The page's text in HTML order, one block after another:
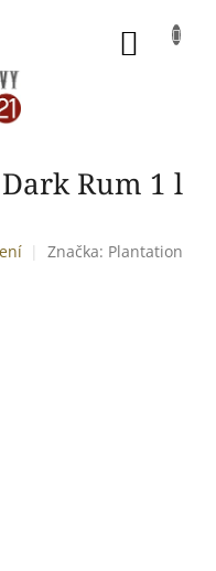
Rum 1 l
Značka: Plantation